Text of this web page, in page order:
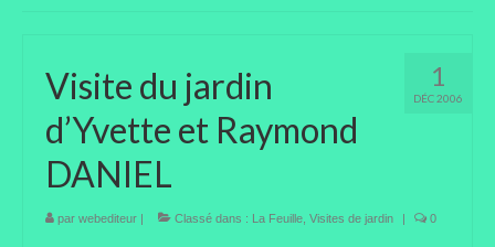
Bonsaïs
Potager
Taille des arbres et arbustes
Vannerie
1
DÉC 2006
Visite du jardin
d’Yvette et Raymond
DANIEL
par webediteur | Classé dans : La Feuille Visites de jardin | 0